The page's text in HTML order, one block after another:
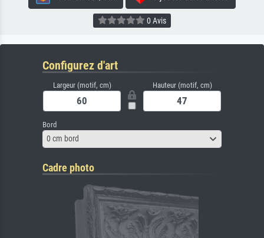
0 Avis
Configurez d'art
Largeur (motif, cm) Hauteur (motif, cm)
Bord
0 cm bord
Cadre photo